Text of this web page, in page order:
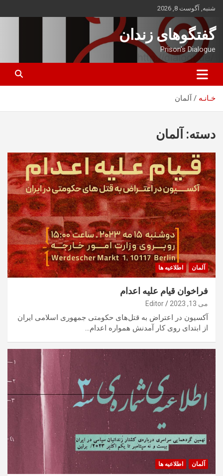
بروید
شنبه, آگوست 8, 2026
گفتگوهای زندان
Prison's Dialogue
خـانـه آلمان
دسته: آلمان
آلمان اطلاعیه ها
فراخوان قیام علیه اعدام
می 13, 2023 Editor
آکسیون در اعتراض به قتل‌های حکومتی جمهوری اسلامی ایران
از ابتدای روی کار آمدنش همواره اعدام…
آلمان اطلاعیه ها